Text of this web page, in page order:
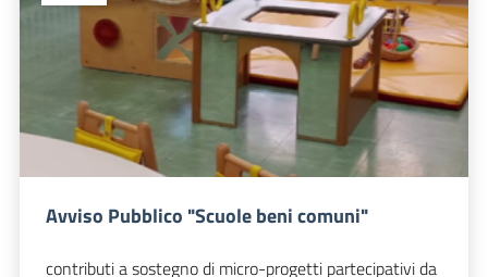
Avviso Pubblico "Scuole beni comuni"
contributi a sostegno di micro-progetti partecipativi da